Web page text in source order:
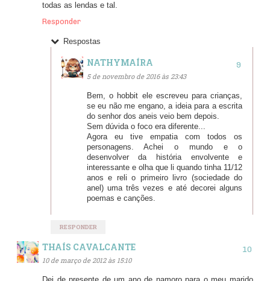
todas as lendas e tal.
Responder
Respostas
NATHYMAÍRA
5 de novembro de 2016 às 23:43
Bem, o hobbit ele escreveu para crianças,
se eu não me engano, a ideia para a escrita
do senhor dos aneis veio bem depois.
Sem dúvida o foco era diferente...
Agora eu tive empatia com todos os
personagens. Achei o mundo e o
desenvolver da história envolvente e
interessante e olha que li quando tinha 11/12
anos e reli o primeiro livro (sociedade do
anel) uma três vezes e até decorei alguns
poemas e canções.
RESPONDER
THAÍS CAVALCANTE
10 de março de 2012 às 15:10